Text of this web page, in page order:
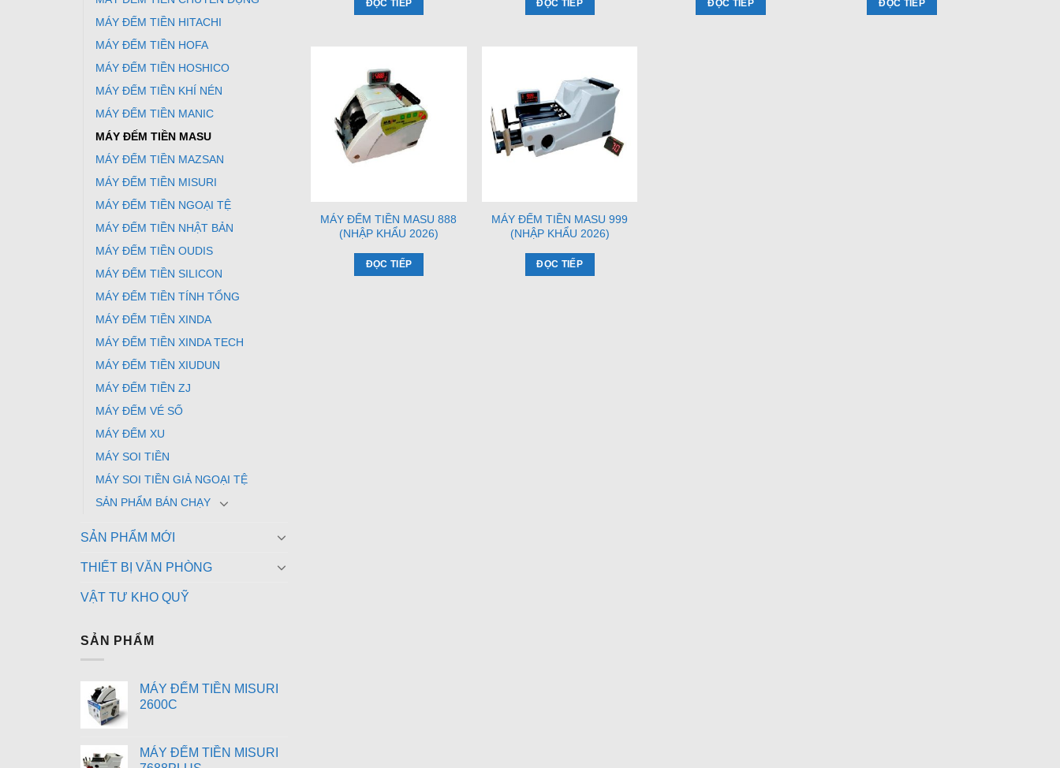
MÁY ĐẾM TIỀN HITACHI
MÁY ĐẾM TIỀN HOFA
MÁY ĐẾM TIỀN HOSHICO
MÁY ĐẾM TIỀN KHÍ NÉN
MÁY ĐẾM TIỀN MANIC
MÁY ĐẾM TIỀN MASU
MÁY ĐẾM TIỀN MAZSAN
MÁY ĐẾM TIỀN MISURI
MÁY ĐẾM TIỀN NGOẠI TỆ
MÁY ĐẾM TIỀN NHẬT BẢN
MÁY ĐẾM TIỀN OUDIS
MÁY ĐẾM TIỀN SILICON
MÁY ĐẾM TIỀN TÍNH TỔNG
MÁY ĐẾM TIỀN XINDA
MÁY ĐẾM TIỀN XINDA TECH
MÁY ĐẾM TIỀN XIUDUN
MÁY ĐẾM TIỀN ZJ
MÁY ĐẾM VÉ SỐ
MÁY ĐẾM XU
MÁY SOI TIỀN
MÁY SOI TIỀN GIẢ NGOẠI TỆ
SẢN PHẨM BÁN CHẠY
SẢN PHẨM MỚI
THIẾT BỊ VĂN PHÒNG
VẬT TƯ KHO QUỸ
SẢN PHẨM
MÁY ĐẾM TIỀN MISURI
2600C
MÁY ĐẾM TIỀN MISURI
ĐỌC TIẾP ĐỌC TIẾP ĐỌC TIẾP ĐỌC TIẾP
MÁY ĐẾM TIỀN MASU 888
(NHẬP KHẨU 2026)
ĐỌC TIẾP
MÁY ĐẾM TIỀN MASU 999
(NHẬP KHẨU 2026)
ĐỌC TIẾP